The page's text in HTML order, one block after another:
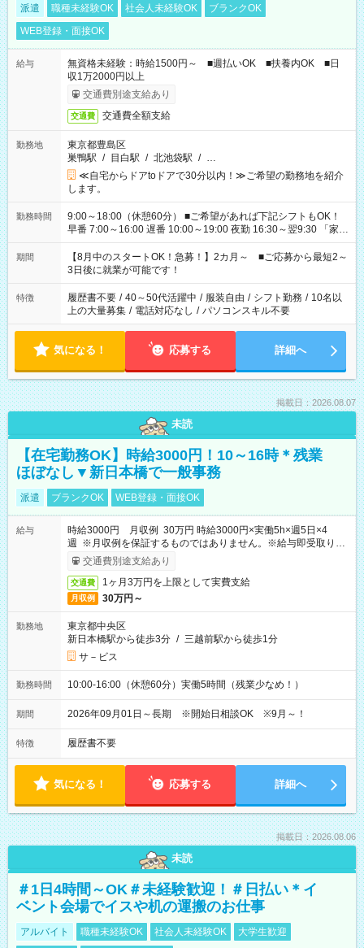
派遣 職種未経験OK 社会人未経験OK
ブランクOK
WEB登録・面接OK
給与
無資格未経験：時給1500円～ ■週払いOK ■扶養内OK ■日
収1万2000円以上
交通費別途支給あり
交通費 交通費全額支給
勤務地
東京都豊島区
巣鴨駅 / 目白駅 / 北池袋駅 / …
≪自宅からドアtoドアで30分以内！≫ご希望の勤務地を紹介
します。
勤務時間
9:00～18:00（休憩60分） ■ご希望があれば下記シフトもOK！
早番 7:00～16:00 遅番 10:00～19:00 夜勤 16:30～翌9:30 「家族
と休みを合わせたい」 「余裕を持って夕飯の準備がしたい」
「できれば残業はしたくない」 など、ご希望を教えてください
ね。 ※Wワーク希望の方へ 今ご覧のお仕事で希望する勤務時間
と、もう1つのお仕事の勤務時間。 合計で週40時間を超える場
合は応募できません。
期間
【8月中のスタートOK！急募！】2カ月～ ■ご応募から最短2～
3日後に就業が可能です！
特徴 履歴書不要 / 40～50代活躍中 / 服装自由 / シフト勤務 / 10名以
上の大量募集 / 電話対応なし / パソコンスキル不要
気になる！ 応募する 詳細へ
掲載日：2026.08.07
未読
【在宅勤務OK】時給3000円！10～16時＊残業
ほぼなし▼新日本橋で一般事務
派遣 ブランクOK WEB登録・面接OK
給与
時給3000円 月収例 30万円 時給3000円×実働5h×週5日×4
週 ※月収例を保証するものではありません。※給与即受取りサ
ービス利用可（利用条件有）
交通費別途支給あり
交通費 1ヶ月3万円を上限として実費支給
月収例 30万円～
勤務地
東京都中央区
新日本橋駅から徒歩3分 / 三越前駅から徒歩1分
サ－ビス
勤務時間 10:00-16:00（休憩60分）実働5時間（残業少なめ！）
期間 2026年09月01日～長期 ※開始日相談OK ※9月～！
特徴 履歴書不要
気になる！ 応募する 詳細へ
掲載日：2026.08.06
未読
＃1日4時間～OK＃未経験歓迎！＃日払い＊イ
ベント会場でイスや机の運搬のお仕事
アルバイト 職種未経験OK 社会人未経験OK
大学生歓迎